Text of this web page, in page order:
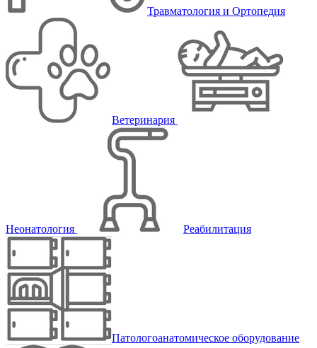
Травматология и Ортопедия
Ветеринария
Неонатология Реабилитация
Патологоанатомическое оборудование